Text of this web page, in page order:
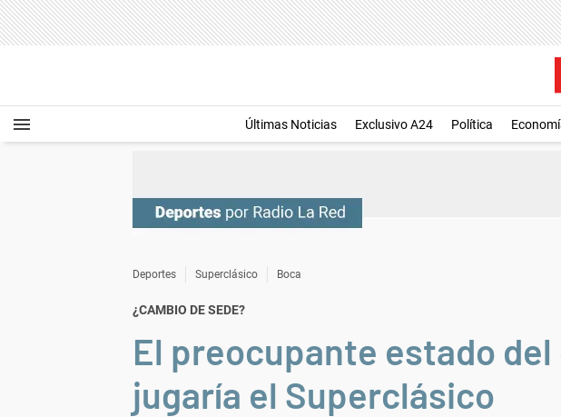
Últimas Noticias Exclusivo A24 Política
Deportes Superclásico Boca
¿CAMBIO DE SEDE?
El preocupante estado
jugaría el Superclásico